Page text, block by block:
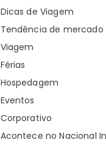
Dicas de Viagem
Tendência de mercado
Viagem
Férias
Hospedagem
Eventos
Corporativo
Acontece no Nacional